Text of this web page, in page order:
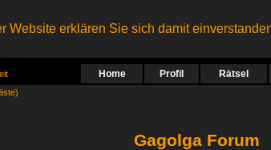
erklären Sie sich damit
Home Profil Rätsel
Gagolga Forum